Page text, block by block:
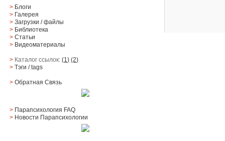
> Блоги
> Галерея
> Загрузки/файлы
> Библиотека
> Статьи
> Видеоматериалы
> Каталог ссылок:(1) (2)
> Тэги/ tags
> Обратная Cвязь
> Парапсихология FAQ
> Новости Парапсихологии